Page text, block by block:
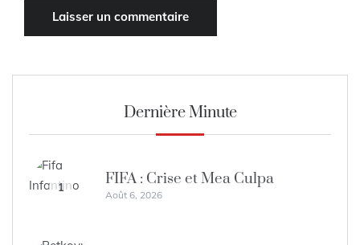
Dernière Minute
1 FIFA : Crise et Mea Culpa
Août 6, 2026